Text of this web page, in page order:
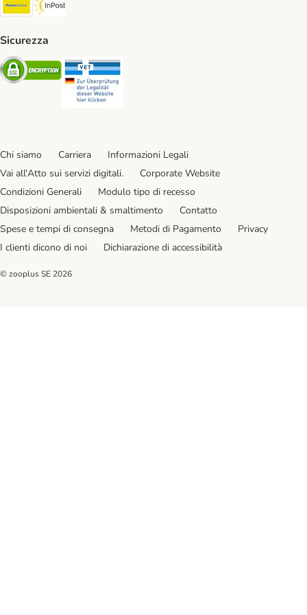
Sicurezza
Security
Chi siamo Carriera
Informazioni Legali
Vai all'Atto sui servizi digitali.
Corporate Website
Condizioni Generali
Modulo tipo di recesso
Disposizioni ambientali & smaltimento
Contatto
Spese e tempi di consegna
Metodi di Pagamento
Privacy
I clienti dicono di noi
Dichiarazione di accessibilità
© zooplus SE 2026